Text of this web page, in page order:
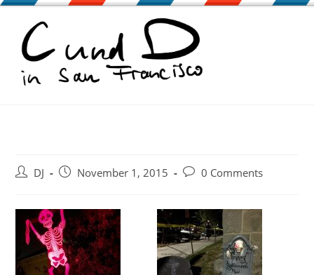
Zum
springen
Beitrags-
DJ
BeitragNovember 1, 2015
Beitrags-
0 Comments